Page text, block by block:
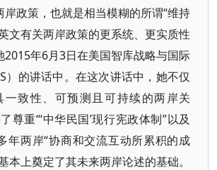
政策，也就是相当模糊的所谓“维持
文有关两岸政策的更系统、更实质性
2015年6月3日在美国智库战略与国际
）的讲话中。在这次讲话中，她不仅
一致性、可预测且可持续的两岸关
尊重“‘中华民国’现行宪政体制”以及
年两岸“协商和交流互动所累积的成
本上奠定了其未来两岸论述的基础。